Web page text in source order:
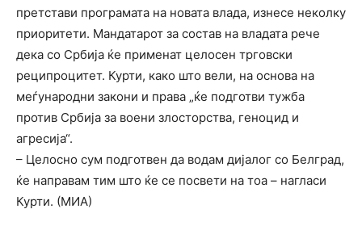
претстави програмата на новата влада, изнесе неколку
приоритети. Мандатарот за состав на владата рече
дека со Србија ќе применат целосен трговски
реципроцитет. Курти, како што вели, на основа на
меѓународни закони и права „ќе подготви тужба
против Србија за воени злосторства, геноцид и
агресија“.
– Целосно сум подготвен да водам дијалог со Белград,
ќе направам тим што ќе се посвети на тоа – нагласи
Курти. (МИА)